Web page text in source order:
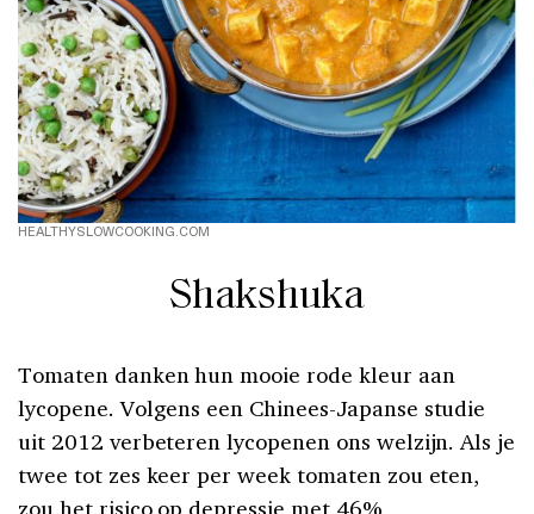
HEALTHYSLOWCOOKING.COM
Shakshuka
Tomaten danken hun mooie rode kleur aan
lycopene. Volgens een Chinees-Japanse studie
uit 2012 verbeteren lycopenen ons welzijn. Als je
twee tot zes keer per week tomaten zou eten,